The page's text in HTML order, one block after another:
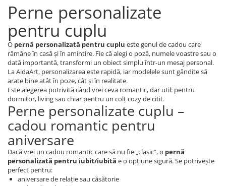
Jucarii din lemn
Karambite
Bayonete
Shadow daggers
Sabii si arme din lemn
Perne personalizate
pentru cuplu
O pernă personalizată pentru cuplu este genul de cadou care
rămâne în casă și în amintire. Fie că alegi o poză, numele voastre sau o
dată importantă, transformi un obiect simplu într-un mesaj personal.
La AidaArt, personalizarea este rapidă, iar modelele sunt gândite să
arate bine atât în poze, cât și în realitate.
Este alegerea potrivită când vrei ceva romantic, dar util: pentru
dormitor, living sau chiar pentru un colț cozy de citit.
Perne personalizate cuplu –
cadou romantic pentru
aniversare
Dacă vrei un cadou romantic care să nu fie „clasic”, o pernă
personalizată pentru iubit/iubită e o opțiune sigură. Se potrivește
perfect pentru:
aniversare de relație sau căsătorie